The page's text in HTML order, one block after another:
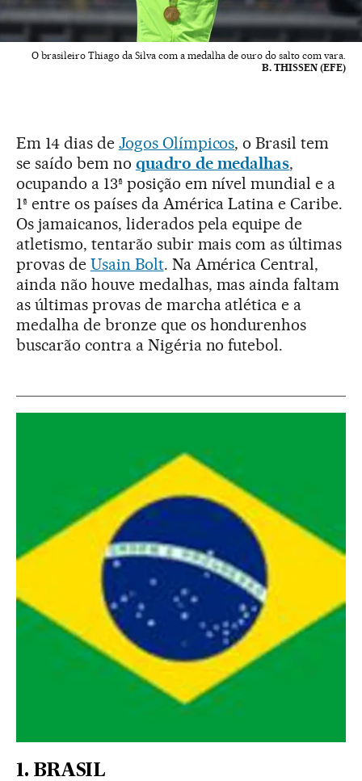
O brasileiro Thiago da Silva com a medalha de ouro do salto com vara.
B. THISSEN (EFE)
Em 14 dias de Jogos Olímpicos, o Brasil tem
se saído bem no quadro de medalhas,
ocupando a 13ª posição em nível mundial e a
1ª entre os países da América Latina e Caribe.
Os jamaicanos, liderados pela equipe de
atletismo, tentarão subir mais com as últimas
provas de Usain Bolt. Na América Central,
ainda não houve medalhas, mas ainda faltam
as últimas provas de marcha atlética e a
medalha de bronze que os hondurenhos
buscarão contra a Nigéria no futebol.
1. BRASIL